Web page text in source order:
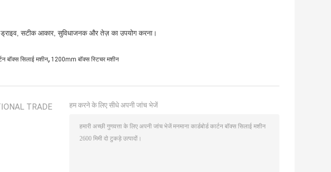
ड्राइव, सटीक आकार, सुविधाजनक और तेज़ का उपयोग करना।
बॉक्स सिलाई मशीन, 1200mm बॉक्स स्टिचर मशीन
TRADE
हम करने के लिए सीधे अपनी जांच भेजें